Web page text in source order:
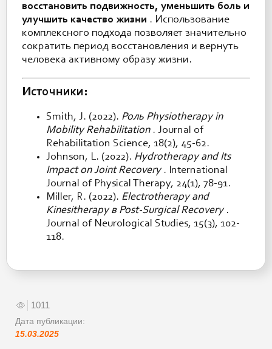
восстановить подвижность, уменьшить боль и
улучшить качество жизни . Использование
комплексного подхода позволяет значительно
сократить период восстановления и вернуть
человека активному образу жизни.
Источники:
Smith, J. (2022). Роль Physiotherapy in
Mobility Rehabilitation. Journal of
Rehabilitation Science, 18(2), 45-62.
Johnson, L. (2022). Hydrotherapy and Its
Impact on Joint Recovery. International
Journal of Physical Therapy, 24(1), 78-91.
Miller, R. (2022). Electrotherapy and
Kinesitherapy в Post-Surgical Recovery.
Journal of Neurological Studies, 15(3), 102-
118.
1011
Дата публикации:
15.03.2025